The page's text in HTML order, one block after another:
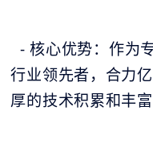
- 核心优势：作为
行业领先者，合力
厚的技术积累和丰